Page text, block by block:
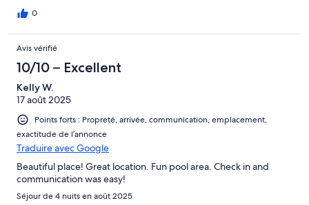
0
Avis vérifié
10/10 – Excellent
Kelly W.
17 août 2025
Points forts : Propreté, arrivée, communication, emplacement,
exactitude de l’annonce
Traduire avec Google
Beautiful place! Great location. Fun pool area. Check in and
communication was easy!
Séjour de 4 nuits en août 2025